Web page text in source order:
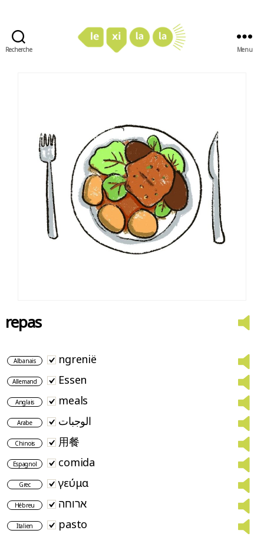
Recherche Menu
repas
Albanais ngrenië
Allemand Essen
Anglais meals
Arabe الوجبات
Chinois 用餐
Espagnol comida
Grec γεύμα
Hébreu ארוחה
Italien pasto